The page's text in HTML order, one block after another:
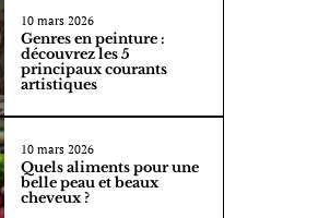
10 mars 2026
Genres en peinture :
découvrez les 5
principaux courants
artistiques
10 mars 2026
Quels aliments pour une
belle peau et beaux
cheveux ?